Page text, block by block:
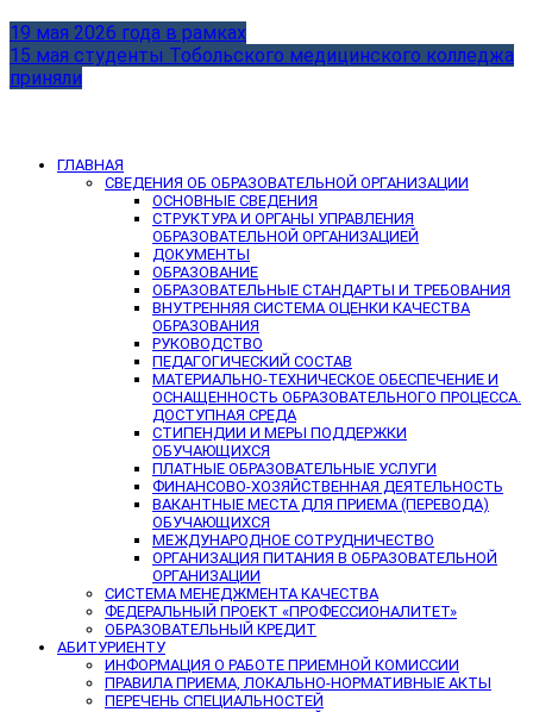
19 мая 2026 года в рамках
15 мая студенты Тобольского медицинского колледжа
приняли
ГЛАВНАЯ
СВЕДЕНИЯ ОБ ОБРАЗОВАТЕЛЬНОЙ ОРГАНИЗАЦИИ
ОСНОВНЫЕ СВЕДЕНИЯ
СТРУКТУРА И ОРГАНЫ УПРАВЛЕНИЯ
ОБРАЗОВАТЕЛЬНОЙ ОРГАНИЗАЦИЕЙ
ДОКУМЕНТЫ
ОБРАЗОВАНИЕ
ОБРАЗОВАТЕЛЬНЫЕ СТАНДАРТЫ И ТРЕБОВАНИЯ
ВНУТРЕННЯЯ СИСТЕМА ОЦЕНКИ КАЧЕСТВА
ОБРАЗОВАНИЯ
РУКОВОДСТВО
ПЕДАГОГИЧЕСКИЙ СОСТАВ
МАТЕРИАЛЬНО-ТЕХНИЧЕСКОЕ ОБЕСПЕЧЕНИЕ И
ОСНАЩЕННОСТЬ ОБРАЗОВАТЕЛЬНОГО ПРОЦЕССА.
ДОСТУПНАЯ СРЕДА
СТИПЕНДИИ И МЕРЫ ПОДДЕРЖКИ
ОБУЧАЮЩИХСЯ
ПЛАТНЫЕ ОБРАЗОВАТЕЛЬНЫЕ УСЛУГИ
ФИНАНСОВО-ХОЗЯЙСТВЕННАЯ ДЕЯТЕЛЬНОСТЬ
ВАКАНТНЫЕ МЕСТА ДЛЯ ПРИЕМА (ПЕРЕВОДА)
ОБУЧАЮЩИХСЯ
МЕЖДУНАРОДНОЕ СОТРУДНИЧЕСТВО
ОРГАНИЗАЦИЯ ПИТАНИЯ В ОБРАЗОВАТЕЛЬНОЙ
ОРГАНИЗАЦИИ
СИСТЕМА МЕНЕДЖМЕНТА КАЧЕСТВА
ФЕДЕРАЛЬНЫЙ ПРОЕКТ «ПРОФЕССИОНАЛИТЕТ»
ОБРАЗОВАТЕЛЬНЫЙ КРЕДИТ
АБИТУРИЕНТУ
ИНФОРМАЦИЯ О РАБОТЕ ПРИЕМНОЙ КОМИССИИ
ПРАВИЛА ПРИЕМА, ЛОКАЛЬНО-НОРМАТИВНЫЕ АКТЫ
ПЕРЕЧЕНЬ СПЕЦИАЛЬНОСТЕЙ